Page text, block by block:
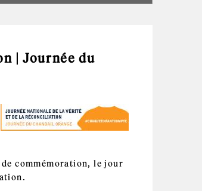
| Journée du
commémoration, le jour